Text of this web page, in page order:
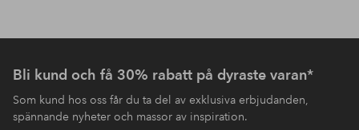
Bli kund och få 30% rabatt på dyraste varan*
Som kund hos oss får du ta del av exklusiva erbjudanden,
spännande nyheter och massor av inspiration.